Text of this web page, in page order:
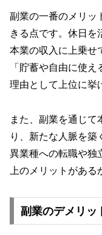
副業の一番のメリッ
きる点です。休日を
本業の収入に上乗せ
「貯蓄や自由に使
理由として上位に挙
また、副業を通じて
り、新たな人脈を築
異業種への転職や独
上のメリットがある
副業のデメリッ